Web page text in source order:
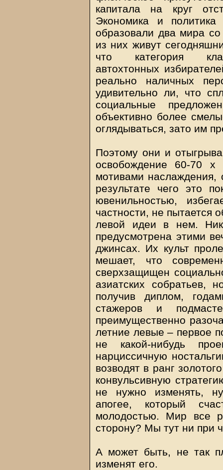
капитала на круг
Экономика и политика
образовали два мира
из них живут
что категория
автохтонных
реально наличных
удивительно ли, что
социальные
объективно более
оглядываться, зато им
Поэтому они и
освобождение 60-70 х
мотивами наслаждения,
результате чего это
ювенильностью,
частности, не пытается
левой идеи в нем.
предусмотрена этими
джинсах. Их культ
мешает, что
сверхзащищен
азиатских собратьев,
получив диплом,
стажеров и
преимущественно
летние левые – первое
не какой-нибудь
нарциссичную
возводят в ранг
конвульсивную
не нужно изменять,
апогее, который
молодостью. Мир все
сторону? Мы тут ни при
А может быть, не так
изменят его.